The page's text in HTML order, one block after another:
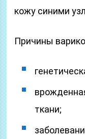
кожу синими
Причины
ткани;